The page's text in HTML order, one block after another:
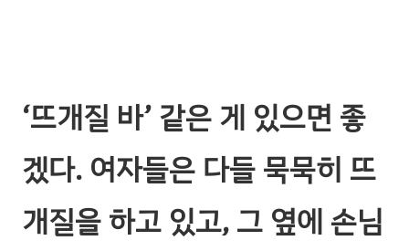
‘뜨개질 바’ 같은 게 있으면 좋
겠다. 여자들은 다들 묵묵히 뜨
개질을 하고 있고, 그 옆에 손님